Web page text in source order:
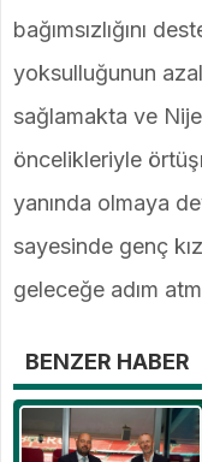
bağımsızlığını
yoksulluğunun
sağlamakta ve
öncelikleriyle
yanında olmaya
sayesinde genç
geleceğe adım
BENZER HABER